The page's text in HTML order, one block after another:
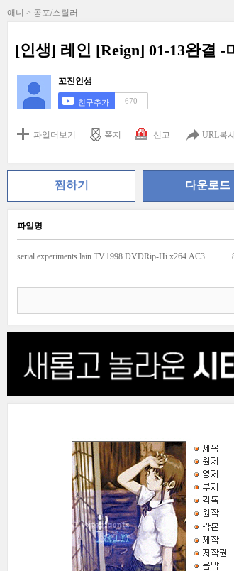
애니 > 공포/스릴러
[인생] 레인 [Reign] 01-13완결 -
꼬진인생
친구추가 670
파일더보기 쪽지 신고 URL복
찜하기 다운로드
파일명
serial.experiments.lain.TV.1998.DVDRip-Hi.x264.AC3.EP01-nezumi.avi